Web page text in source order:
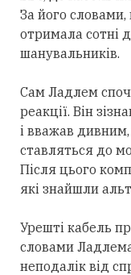
За його
отримала сотні
шанувальників.
Сам Ладлем
реакції. Він
і вважав
ставляться до
Після цього
які знайшли
Урешті кабель
словами
неподалік від